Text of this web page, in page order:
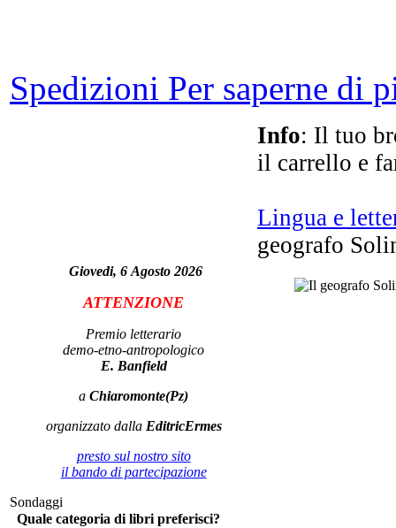
di
Spedizioni Per saperne di
Giovedi, 6 Agosto 2026
ATTENZIONE
Premio letterario
demo-etno-antropologico
E. Banfield
a Chiaromonte(Pz)
organizzato dalla EditricErmes
presto sul nostro sito
il bando di partecipazione
Sondaggi
Quale categoria di libri preferisci?
Info: Il tuo
il carrello e
Lingua e
geografo